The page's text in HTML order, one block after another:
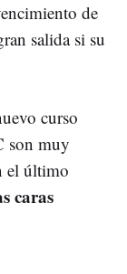
de
salida si su
curso
son muy
el último
caras